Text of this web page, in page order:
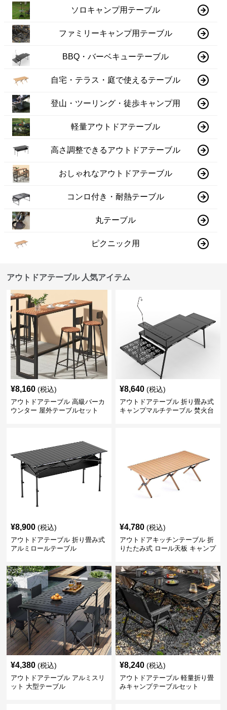
ソロキャンプ用テーブル
ファミリーキャンプ用テーブル
BBQ・バーベキューテーブル
自宅・テラス・庭で使えるテーブル
登山・ツーリング・徒歩キャンプ用
軽量アウトドアテーブル
高さ調整できるアウトドアテーブル
おしゃれなアウトドアテーブル
コンロ付き・耐熱テーブル
丸テーブル
ピクニック用
アウトドアテーブル 人気アイテム
¥8,160 (税込)
アウトドアテーブル 高級バーカ
ウンター 屋外テーブルセット
¥8,640 (税込)
アウトドアテーブル 折り畳み式
キャンプマルチテーブル 焚火台
¥8,900 (税込)
アウトドアテーブル 折り畳み式
アルミロールテーブル
¥4,780 (税込)
アウトドアキッチンテーブル 折
りたたみ式 ロール天板 キャンプ
¥4,380 (税込)
アウトドアテーブル アルミスリ
ット 大型テーブル
¥8,240 (税込)
アウトドアテーブル 軽量折り畳
みキャンプテーブルセット